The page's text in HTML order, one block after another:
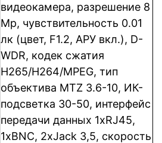
видеокамера, разрешение 8
Mp, чувствительность 0.01
лк (цвет, F1.2, АРУ вкл.), D-
WDR, кодек сжатия
Н265/H264/MPEG, тип
объектива MTZ 3.6-10, ИК-
подсветка 30-50, интерфейс
передачи данных 1xRJ45,
1xBNC, 2xJack 3,5, cкорость